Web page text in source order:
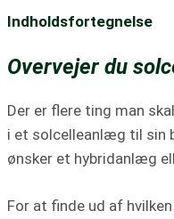
Indholdsfortegnelse
Overvejer du
Der er flere ting man
i et solcelleanlæg til sin
ønsker et hybridanlæg
For at finde ud af